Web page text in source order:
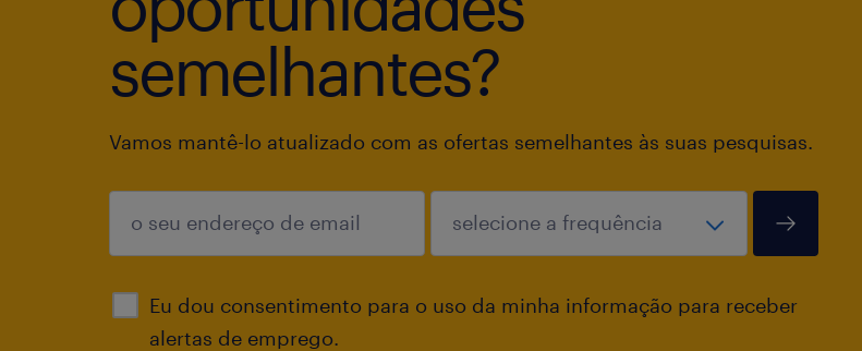
semelhantes?
Vamos mantê-lo atualizado com as ofertas semelhantes às suas pesquisas.
Eu dou consentimento para o uso da minha informação para receber
alertas de emprego.
enviar